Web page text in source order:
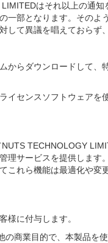
はそれ以上の通
部となります。その
て異議を唱えておらず
らダウンロードして
センスソフトウェア
TECHNOLOGY
サービスを提供しま
れら機能は最適化や変
様に付与します。
商業目的で、本製品を